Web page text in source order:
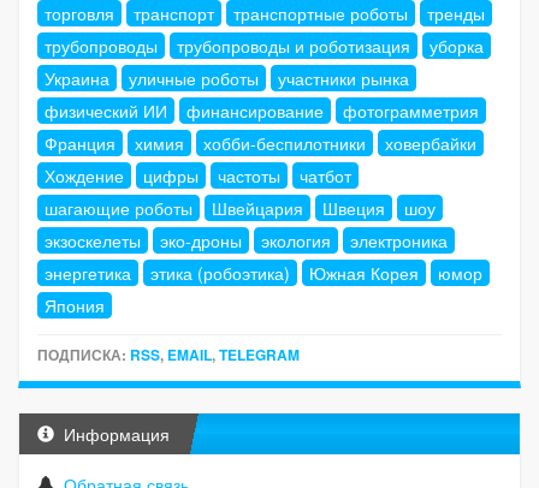
торговля
транспорт транспортные роботы
тренды
трубопроводы
трубопроводы и роботизация
уборка
Украина
уличные роботы
участники рынка
физический ИИ
финансирование
фотограмметрия
Франция
химия хобби-беспилотники
ховербайки
Хождение
цифры частоты
чатбот
шагающие роботы
Швейцария Швеция
шоу
экзоскелеты
эко-дроны экология
электроника
энергетика
этика (робоэтика) Южная Корея
юмор
Япония
ПОДПИСКА: RSS, EMAIL,TELEGRAM
Информация